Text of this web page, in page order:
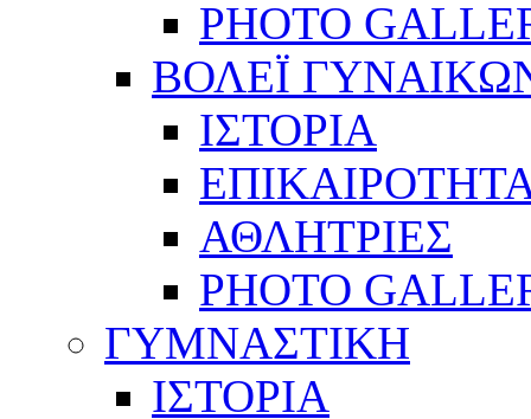
PHOTO
ΒΟΛΕΪ
ΙΣΤΟΡΙΑ
ΑΘΛΗΤΡΙΕΣ
PHOTO
ΓΥΜΝΑΣΤΙΚΗ
ΙΣΤΟΡΙΑ